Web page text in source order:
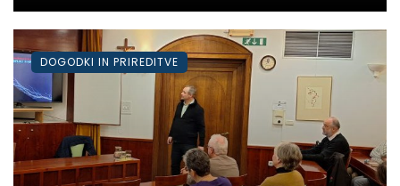
DOGODKI IN PRIREDITVE